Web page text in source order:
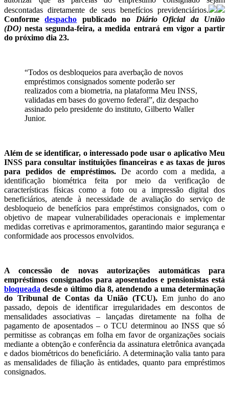
descontadas diretamente de seus benefícios previdenciários.
Conformedespacho publicado no Diário Oficial da União
(DO) nesta segunda-feira, a medida entrará em vigor a partir
do próximo dia 23.
“Todos os desbloqueios para averbação de novos
empréstimos consignados somente poderão ser
realizados com a biometria, na plataforma Meu INSS,
validadas em bases do governo federal”, diz despacho
assinado pelo presidente do instituto, Gilberto Waller
Junior.
Além de se identificar, o interessado pode usar o aplicativo Meu
INSS para consultar instituições financeiras e as taxas de juros
para pedidos de empréstimos. De acordo com a medida, a
identificação biométrica feita por meio da verificação de
características físicas como a foto ou a impressão digital dos
beneficiários, atende à necessidade de avaliação do serviço de
desbloqueio de benefícios para empréstimos consignados, com o
objetivo de mapear vulnerabilidades operacionais e implementar
medidas corretivas e aprimoramentos, garantindo maior segurança e
conformidade aos processos envolvidos.
A concessão de novas autorizações automáticas para
empréstimos consignados para aposentados e pensionistas está
bloqueada desde o último dia 8, atendendo a uma determinação
do Tribunal de Contas da União (TCU). Em junho do ano
passado, depois de identificar irregularidades em descontos de
mensalidades associativas – lançadas diretamente na folha de
pagamento de aposentados – o TCU determinou ao INSS que só
permitisse as cobranças em folha em favor de organizações sociais
mediante a obtenção e conferência da assinatura eletrônica avançada
e dados biométricos do beneficiário. A determinação valia tanto para
as mensalidades de filiação às entidades, quanto para empréstimos
consignados.